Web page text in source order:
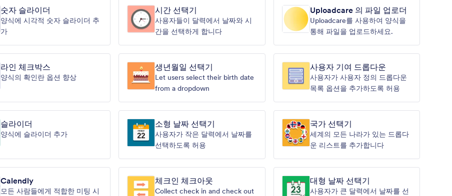
숫자 슬라이더
양식에 시각적 숫자 슬라이더 추
가
시간 선택기
사용자들이 달력에서 날짜와 시
간을 선택하게 합니다
Uploadcare 의 파일 업로더
Uploadcare를 사용하여 양식을
통해 파일을 업로드하세요.
라인 체크박스
양식의 확인란 옵션 향상
생년월일 선택기
Let users select their birth date
from a dropdown
사용자 기여 드롭다운
사용자가 사용자 정의 드롭다운
목록 옵션을 추가하도록 허용
슬라이더
양식에 슬라이더 추가
소형 날짜 선택기
사용자가 작은 달력에서 날짜를
선택하도록 허용
국가 선택기
세계의 모든 나라가 있는 드롭다
운 리스트를 추가합니다
Calendly
모든 사람들에게 적합한 미팅 시
체크인 체크아웃
Collect check in and check out
대형 날짜 선택기
사용자가 큰 달력에서 날짜를 선